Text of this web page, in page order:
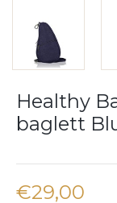
Healthy
baglett
€29,00